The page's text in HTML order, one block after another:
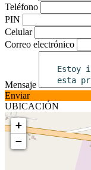
Teléfono
PIN
Celular
Correo electrónico
Mensaje
Enviar
UBICACIÓN
+
−